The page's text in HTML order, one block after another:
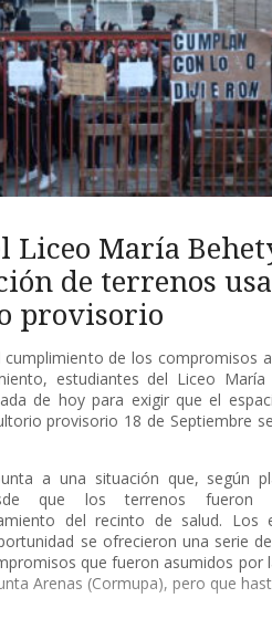
Liceo María
de terrenos
provisorio
cumplimiento de los compromisos
estudiantes del Liceo
de hoy para exigir que el
provisorio 18 de Septiembre
a una situación que, según
que los terrenos fueron
del recinto de salud. Los
se ofrecieron una serie
que fueron asumidos por
Arenas (Cormupa), pero que